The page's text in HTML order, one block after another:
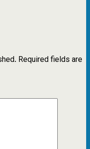
Required fields are